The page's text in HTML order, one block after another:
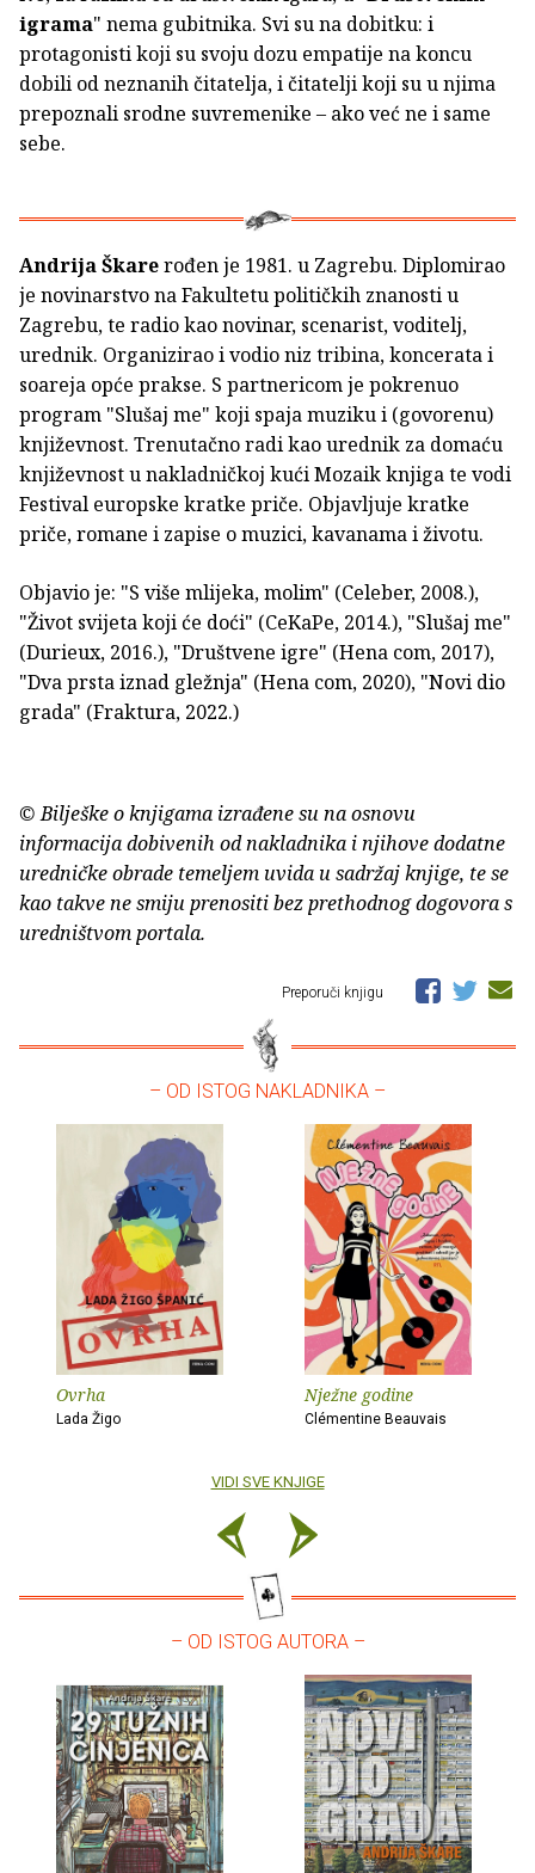
igrama" nema gubitnika. Svi su na dobitku: i
protagonisti koji su svoju dozu empatije na koncu
dobili od neznanih čitatelja, i čitatelji koji su u njima
prepoznali srodne suvremenike – ako već ne i same
sebe.
Andrija Škarerođen je 1981. u Zagrebu. Diplomirao
je novinarstvo na Fakultetu političkih znanosti u
Zagrebu, te radio kao novinar, scenarist, voditelj,
urednik. Organizirao i vodio niz tribina, koncerata i
soareja opće prakse. S partnericom je pokrenuo
program "Slušaj me" koji spaja muziku i (govorenu)
književnost. Trenutačno radi kao urednik za domaću
književnost u nakladničkoj kući Mozaik knjiga te vodi
Festival europske kratke priče. Objavljuje kratke
priče, romane i zapise o muzici, kavanama i životu.
Objavio je: "S više mlijeka, molim" (Celeber, 2008.),
"Život svijeta koji će doći" (CeKaPe, 2014.), "Slušaj me"
(Durieux, 2016.), "Društvene igre" (Hena com, 2017),
"Dva prsta iznad gležnja" (Hena com, 2020), "Novi dio
grada" (Fraktura, 2022.)
© Bilješke o knjigama izrađene su na osnovu
informacija dobivenih od nakladnika i njihove dodatne
uredničke obrade temeljem uvida u sadržaj knjige, te se
kao takve ne smiju prenositi bez prethodnog dogovora s
uredništvom portala.
Preporuči knjigu
– OD ISTOG NAKLADNIKA –
Ovrha
Lada Žigo
Nježne godine
Clémentine Beauvais
VIDI SVE KNJIGE
– OD ISTOG AUTORA –